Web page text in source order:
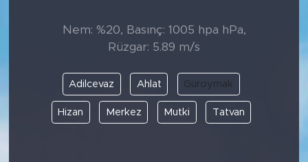
Nem: %20, Basınç: 1005 hpa hPa,
Rüzgar: 5.89 m/s
Adilcevaz Ahlat Güroymak
Hizan Merkez Mutki Tatvan